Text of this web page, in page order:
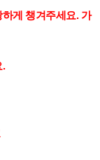
게 챙겨주세요. 가
.